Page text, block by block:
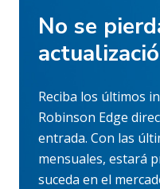
No se
Reciba los últimos
Robinson Edge
entrada. Con las
mensuales, estará
suceda en el